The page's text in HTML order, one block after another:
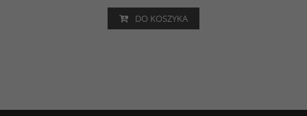
DO KOSZYKA